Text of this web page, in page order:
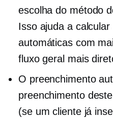
escolha do método
Isso ajuda a
automáticas com
fluxo geral mais
O preenchimento
preenchimento
(se um cliente já